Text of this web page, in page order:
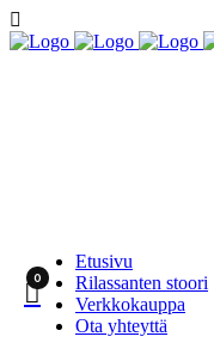
0
Etusivu
Rilassanten stoori
Verkkokauppa
Ota yhteyttä